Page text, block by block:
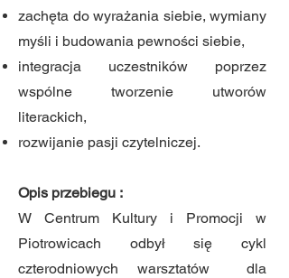
zachęta do wyrażania siebie, wymiany
myśli i budowania pewności siebie,
integracja uczestników poprzez
wspólne tworzenie utworów
literackich,
rozwijanie pasji czytelniczej.
Opis przebiegu :
W Centrum Kultury i Promocji w
Piotrowicach odbył się cykl
czterodniowych warsztatów dla